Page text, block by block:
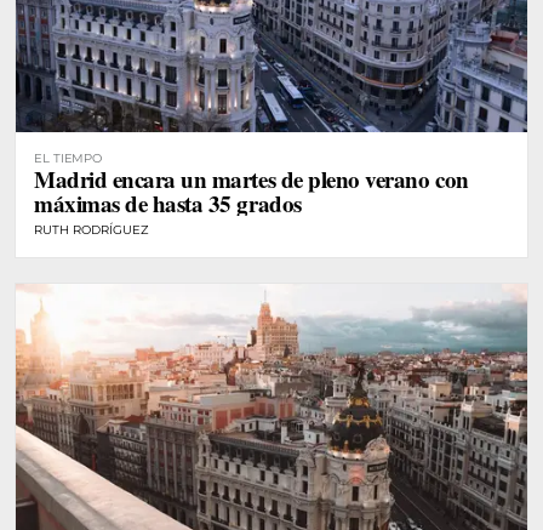
EL TIEMPO
Madrid encara un martes de pleno verano con
máximas de hasta 35 grados
RUTH RODRÍGUEZ